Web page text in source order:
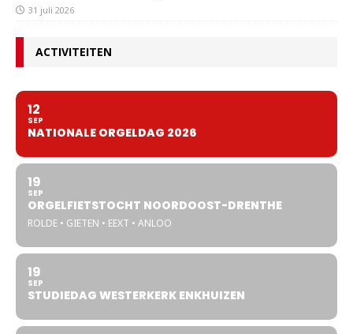
31 juli 2026
ACTIVITEITEN
12
SEP
NATIONALE ORGELDAG 2026
19
SEP
ORGELFIETSTOCHT NOORDOOST-DRENTHE
ROLDE • GIETEN • EEXT • ANLOO
19
SEP
STUDIEDAG WESTERKERK ENKHUIZEN